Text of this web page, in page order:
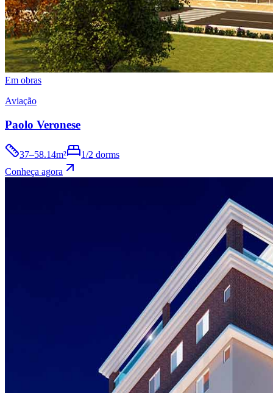
Em obras
Aviação
Paolo Veronese
37–58.14m²
1/2 dorms
Conheça agora